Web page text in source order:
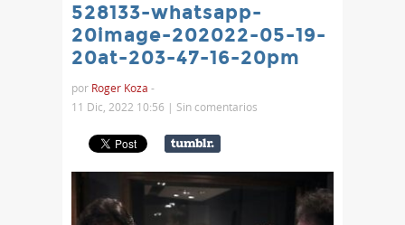
528133-whatsapp-
20image-202022-05-19-
20at-203-47-16-20pm
por Roger Koza -
11 Dic, 2022 10:56 | Sin comentarios